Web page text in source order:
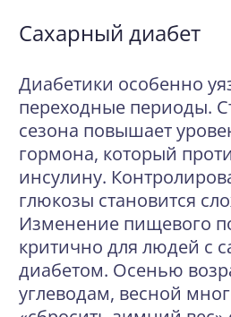
Сахарный диабет
Диабетики особенно
переходные периоды.
сезона повышает
гормона, который
инсулину.
глюкозы становится
Изменение пищевого
критично для людей с
диабетом. Осенью
углеводам, весной